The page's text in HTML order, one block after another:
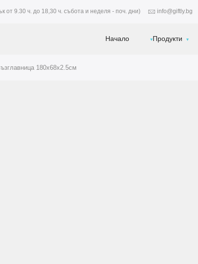
от 9.30 ч. до 18,30 ч. събота и неделя - поч. дни) info@giftly.bg
Начало Продукти
180х68х2.5см